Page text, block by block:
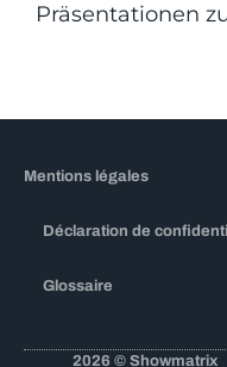
Präsentationen
Mentions légales
Déclaration de
Glossaire
2026 © Showmatrix